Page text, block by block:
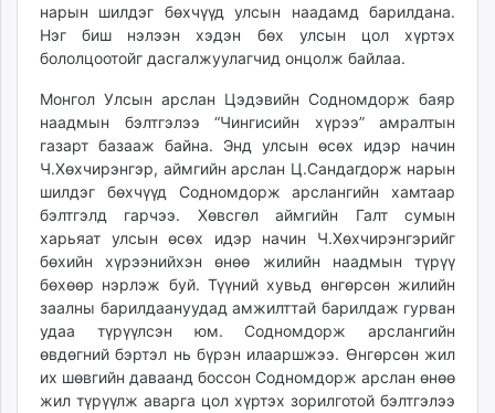
нарын шилдэг бөхчүүд улсын наадамд барилдана.
Нэг биш нэлээн хэдэн бөх улсын цол хүртэх
бололцоотойг дасгалжуулагчид онцолж байлаа.
Монгол Улсын арслан Цэдэвийн Содномдорж баяр
наадмын бэлтгэлээ “Чингисийн хүрээ” амралтын
газарт базааж байна. Энд улсын өсөх идэр начин
Ч.Хөхчирэнгэр, аймгийн арслан Ц.Сандагдорж нарын
шилдэг бөхчүүд Содномдорж арслангийн хамтаар
бэлтгэлд гарчээ. Хөвсгөл аймгийн Галт сумын
харьяат улсын өсөх идэр начин Ч.Хөхчирэнгэрийг
бөхийн хүрээнийхэн өнөө жилийн наадмын түрүү
бөхөөр нэрлэж буй. Түүний хувьд өнгөрсөн жилийн
заалны барилдаануудад амжилттай барилдаж гурван
удаа түрүүлсэн юм. Содномдорж арслангийн
өвдөгний бэртэл нь бүрэн илааршжээ. Өнгөрсөн жил
их шөвгийн даваанд боссон Содномдорж арслан өнөө
жил түрүүлж аварга цол хүртэх зорилготой бэлтгэлээ